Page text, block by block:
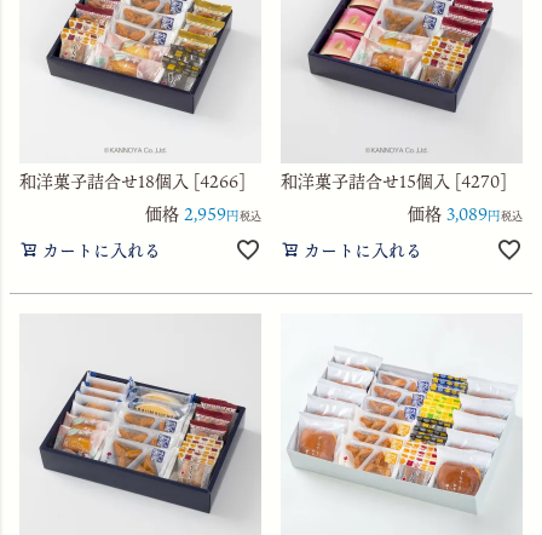
和洋菓子詰合せ18個入 [4266]
価格2,959 税込
カートに入れる
和洋菓子詰合せ15個入 [4270]
価格3,089 税込
カートに入れる